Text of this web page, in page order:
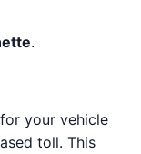
.
for your vehicle
toll. This